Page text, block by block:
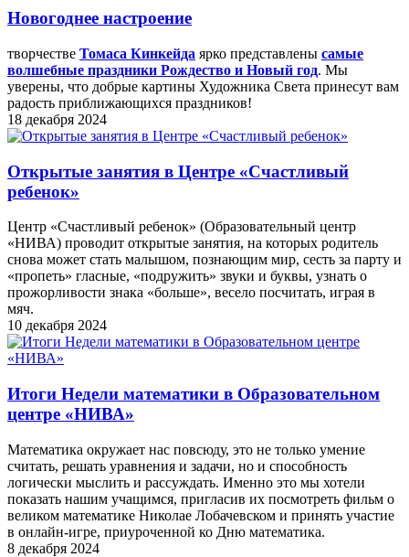
Новогоднее настроение
творчестве Томаса Кинкейда ярко представлены самые
волшебные праздники Рождество и Новый год. Мы
уверены, что добрые картины Художника Света принесут вам
радость приближающихся праздников!
18 декабря 2024
Открытые занятия в Центре «Счастливый
ребенок»
Центр «Счастливый ребенок» (Образовательный центр
«НИВА) проводит открытые занятия, на которых родитель
снова может стать малышом, познающим мир, сесть за парту и
«пропеть» гласные, «подружить» звуки и буквы, узнать о
прожорливости знака «больше», весело посчитать, играя в
мяч.
10 декабря 2024
Итоги Недели математики в Образовательном
центре «НИВА»
Математика окружает нас повсюду, это не только умение
считать, решать уравнения и задачи, но и способность
логически мыслить и рассуждать. Именно это мы хотели
показать нашим учащимся, пригласив их посмотреть фильм о
великом математике Николае Лобачевском и принять участие
в онлайн-игре, приуроченной ко Дню математика.
8 декабря 2024